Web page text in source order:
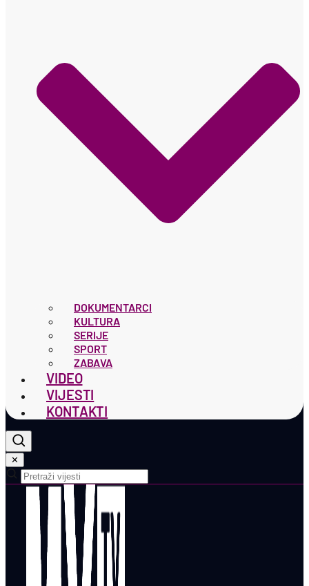
DOKUMENTARCI
KULTURA
SERIJE
SPORT
ZABAVA
VIDEO
VIJESTI
KONTAKTI
✕